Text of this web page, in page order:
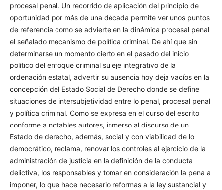
ley procesal penal. Un recorrido de aplicación del principio
de oportunidad por más de una década permite ver unos
puntos de referencia como se advierte en la dinámica
procesal penal el señalado mecanismo de política criminal.
De ahí que sin determinarse un momento cierto en el
pasado del inicio político del enfoque criminal su eje
integrativo de la ordenación estatal, advertir su ausencia
hoy deja vacíos en la concepción del Estado Social de
Derecho donde se define situaciones de intersubjetividad
entre lo penal, procesal penal y política criminal. Como se
expresa en el curso del escrito conforme a notables autores,
inmerso al discurso de un Estado de derecho, además,
social y con viabilidad de lo democrático, reclama, renovar
los controles al ejercicio de la administración de justicia en
la definición de la conducta delictiva, los responsables y
tomar en consideración la pena a imponer, lo que hace